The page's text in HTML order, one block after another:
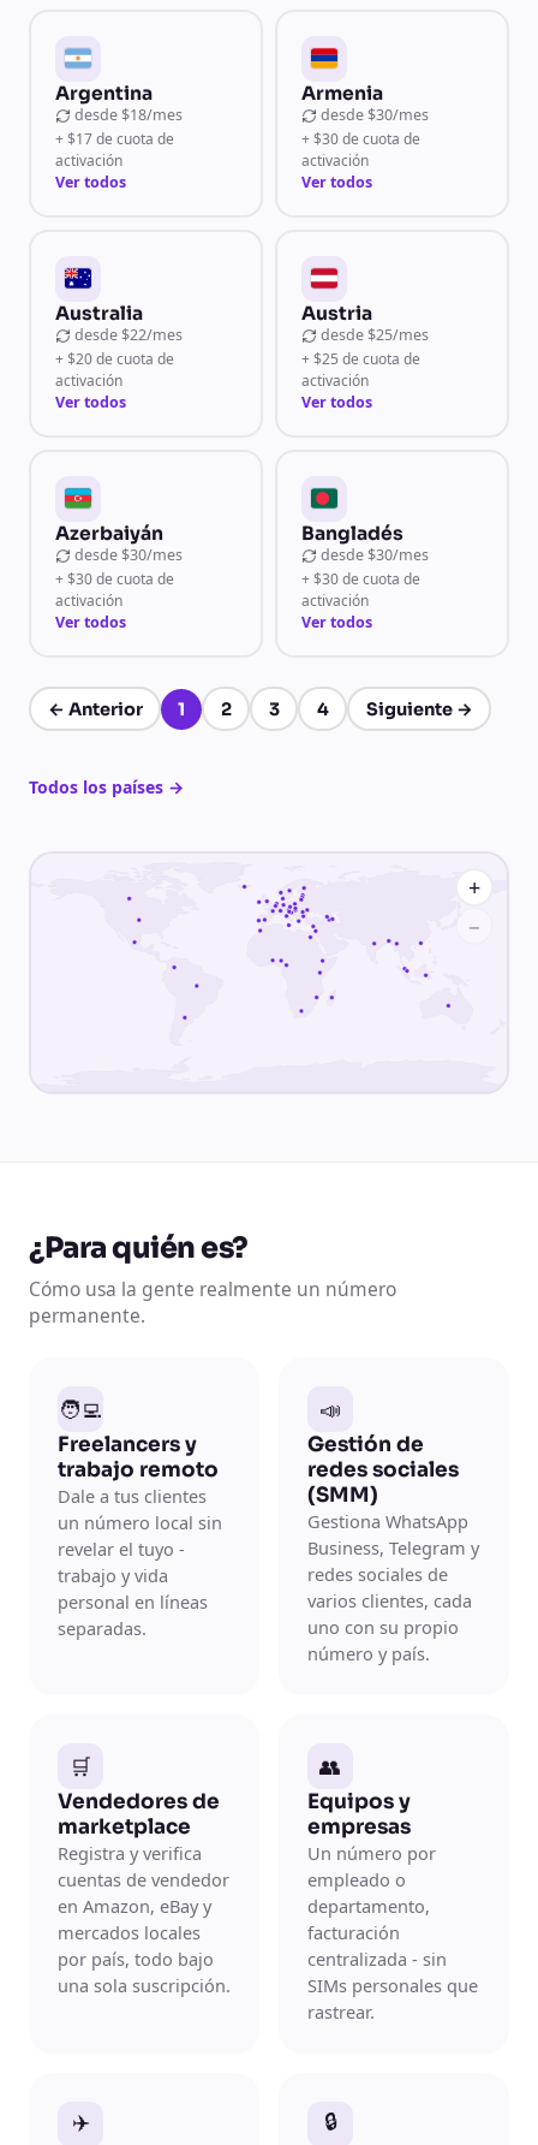
Argentina
desde $18/mes
+ $17 de cuota de
activación
Ver todos
Armenia
desde $30/mes
+ $30 de cuota de
activación
Ver todos
Australia
desde $22/mes
+ $20 de cuota de
activación
Ver todos
Austria
desde $25/mes
+ $25 de cuota de
activación
Ver todos
Azerbaiyán
desde $30/mes
+ $30 de cuota de
activación
Ver todos
Bangladés
desde $30/mes
+ $30 de cuota de
activación
Ver todos
← Anterior 1 2 3 4 Siguiente→
Página 1 de 4
Todos los países →
+
−
¿Para quién es?
Cómo usa la gente realmente un número
permanente.
🧑‍💻
Freelancers y
trabajo remoto
Dale a tus clientes
un número local sin
revelar el tuyo -
trabajo y vida
personal en líneas
separadas.
📣
Gestión de
redes sociales
(SMM)
Gestiona WhatsApp
Business, Telegram y
redes sociales de
varios clientes, cada
uno con su propio
número y país.
🛒
Vendedores de
marketplace
Registra y verifica
cuentas de vendedor
en Amazon, eBay y
mercados locales
por país, todo bajo
una sola suscripción.
👥
Equipos y
empresas
Un número por
empleado o
departamento,
facturación
centralizada - sin
SIMs personales que
rastrear.
✈️ 🔒